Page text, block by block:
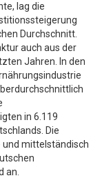
lag die
Durchschnitt.
auch aus der
Jahren. In den
in 6.119
Die
und mittelständisch
an.